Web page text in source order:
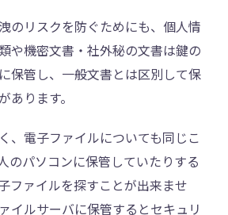
のリスクを防ぐためにも、個人情
や機密文書・社外秘の文書は鍵の
保管し、一般文書とは区別して保
あります。
、電子ファイルについても同じこ
のパソコンに保管していたりする
ファイルを探すことが出来ませ
イルサーバに保管するとセキュリ